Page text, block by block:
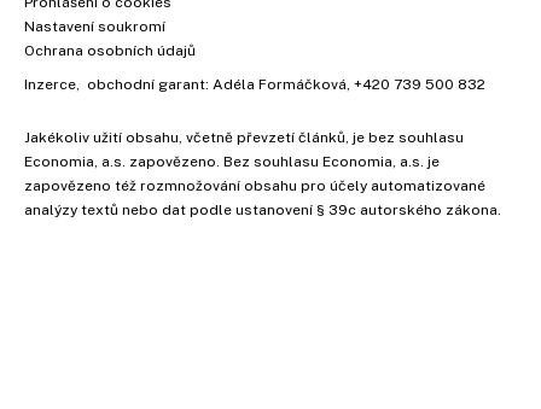
Nastavení soukromí
Ochrana osobních údajů
Inzerce , obchodní garant: Adéla Formáčková +420 739 500 832
Jakékoliv užití obsahu, včetně převzetí článků, je bez souhlasu
Economia, a.s. zapovězeno. Bez souhlasu Economia, a.s. je
zapovězeno též rozmnožování obsahu pro účely automatizované
analýzy textů nebo dat podle ustanovení § 39c autorského zákona.